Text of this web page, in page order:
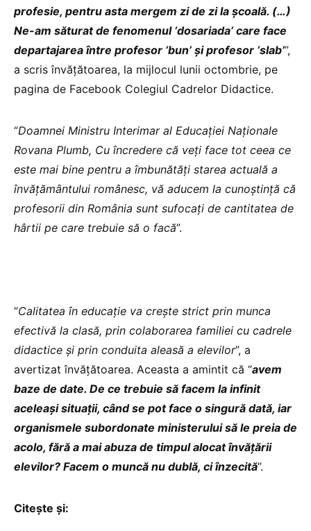
profesie, pentru asta mergem zi de zi la școală. (…)
Ne-am săturat de fenomenul ‘dosariada’ care face
departajarea între profesor ‘bun’ și profesor ‘slab’”,
a scris învățătoarea, la mijlocul lunii octombrie, pe
pagina de Facebook Colegiul Cadrelor Didactice.
“Doamnei Ministru Interimar al Educației Naționale
Rovana Plumb, Cu încredere că veți face tot ceea ce
este mai bine pentru a îmbunătăți starea actuală a
învățământului românesc, vă aducem la cunoștință că
profesorii din România sunt sufocați de cantitatea de
hârtii pe care trebuie să o facă”.
“Calitatea în educație va crește strict prin munca
efectivă la clasă, prin colaborarea familiei cu cadrele
didactice și prin conduita aleasă a elevilor”, a
avertizat învățătoarea. Aceasta a amintit că “avem
baze de date. De ce trebuie să facem la infinit
aceleași situații, când se pot face o singură dată, iar
organismele subordonate ministerului să le preia de
acolo, fără a mai abuza de timpul alocat învățării
elevilor? Facem o muncă nu dublă, ci înzecită”.
Citește și: